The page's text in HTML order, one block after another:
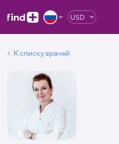
USD
К списку врачей